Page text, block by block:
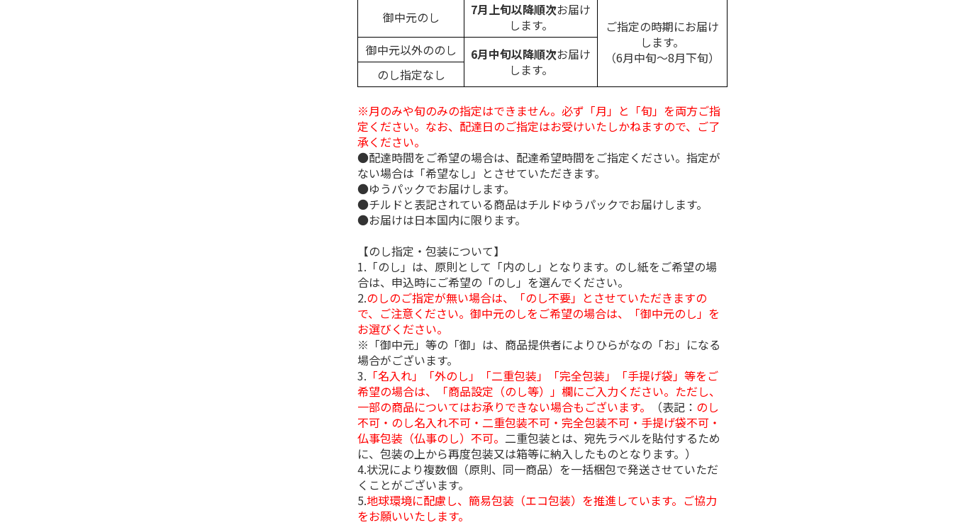
御中元のし
7月上旬以降順次お届け
します。
ご指定の時期にお届け
します。
（6月中旬～8月下旬）
御中元以外ののし 6月中旬以降順次お届け
します。
のし指定なし
※月のみや旬のみの指定はできません。必ず「月」と「旬」を両方ご指
定ください。なお、配達日のご指定はお受けいたしかねますので、ご了
承ください。
●配達時間をご希望の場合は、配達希望時間をご指定ください。指定が
ない場合は「希望なし」とさせていただきます。
●ゆうパックでお届けします。
●チルドと表記されている商品はチルドゆうパックでお届けします。
●お届けは日本国内に限ります。
【のし指定・包装について】
1.「のし」は、原則として「内のし」となります。のし紙をご希望の場
合は、申込時にご希望の「のし」を選んでください。
2.のしのご指定が無い場合は、「のし不要」とさせていただきますの
で、ご注意ください。御中元のしをご希望の場合は、「御中元のし」を
お選びください。
※「御中元」等の「御」は、商品提供者によりひらがなの「お」になる
場合がございます。
3. 「名入れ」「外のし」「二重包装」「完全包装」「手提げ袋」等をご
希望の場合は、「商品設定（のし等）」欄にご入力ください。ただし、
一部の商品についてはお承りできない場合もございます。
（表記： のし
不可・のし名入れ不可・二重包装不可・完全包装不可・手提げ袋不可・
仏事包装（仏事のし）不可。 二重包装とは、宛先ラベルを貼付するため
に、包装の上から再度包装又は箱等に納入したものとなります。）
4.状況により複数個（原則、同一商品）を一括梱包で発送させていただ
くことがございます。
5.地球環境に配慮し、簡易包装（エコ包装）を推進しています。ご協力
をお願いいたします。